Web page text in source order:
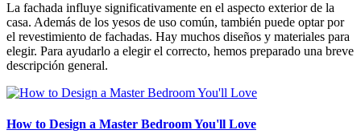
La fachada influye significativamente en el aspecto exterior de la
casa. Además de los yesos de uso común, también puede optar por
el revestimiento de fachadas. Hay muchos diseños y materiales para
elegir. Para ayudarlo a elegir el correcto, hemos preparado una breve
descripción general.
How to Design a Master Bedroom You'll Love